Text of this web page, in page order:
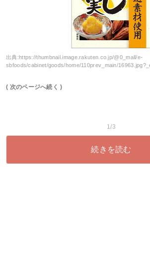
出典:https://thumbnail.image.rakuten.co.jp/@0_mall/e-
sbfoods/cabinet/goods/home/110prev_main/
( 次のページへ続く )
1/3
続きを読む